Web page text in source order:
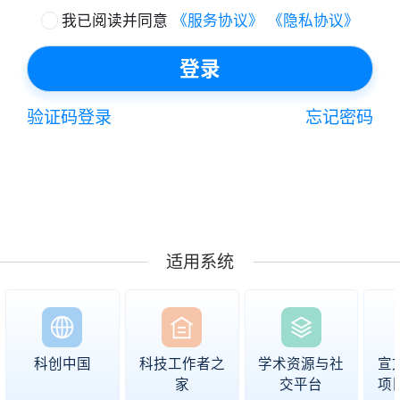
我已阅读并同意 《服务协议》 《隐私协议》
登录
验证码登录 忘记密码
适用系统
科创中国
科技工作者之
家
学术资源与社
交平台
宣
项